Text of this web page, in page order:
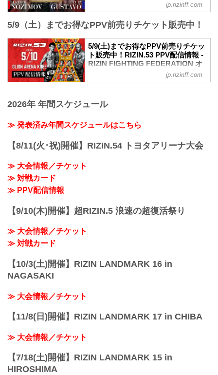
2026年5月10日（日）12:00開場／14:00開
始
※開場・開始時間は予定です。決定次第
RIZIN FFオフィシャルサイトにてご案内
します。
会場
阪急「神戸三宮駅」：徒歩 約18分
JR「三ノ宮駅」：徒歩 約20分
駅」：徒歩 ...
ライト級タイトルマッチ／イルホム・ノ
ライト級タイトルマッチ
イルホム・ノジモフ vs. ルイス・グスタ
ボ
平本蓮 vs. 皇治
RIZINスタンディングバウト特別ルール：
3分 3R（無差別級）
太田忍 vs. 金太郎
太田忍 vs. 金太郎
RIZIN MMAルール：5分3...
jp.rizinff.com
5/9（土）までお得なPPV前売りチケット販売中！
5/9(土)までお得なPPV前売りチケッ
ト販売中！RIZIN.53 PPV配信情報 -
RIZIN FIGHTING FEDERATION オ
LIVE、ABEMA、U-NEXTにて販売がスタ
売開始）
お得なPPV前売りチケットは、大会前日
の5月9日（土）23:59まで販売！
会場に来られない方、また会場にも行く
jp.rizinff.com
2026年 年間スケジュール
≫ 発表済み年間スケジュールはこちら
【8/11(火･祝)開催】RIZIN.54 トヨタアリーナ大会
≫ 大会情報／チケット
≫ 対戦カード
≫ PPV配信情報
【9/10(木)開催】超RIZIN.5 浪速の超復活祭り
≫ 大会情報／チケット
≫ 対戦カード
【10/3(土)開催】RIZIN LANDMARK 16 in
NAGASAKI
≫ 大会情報／チケット
【11/8(日)開催】RIZIN LANDMARK 17 in CHIBA
≫ 大会情報／チケット
【7/18(土)開催】RIZIN LANDMARK 15 in
HIROSHIMA